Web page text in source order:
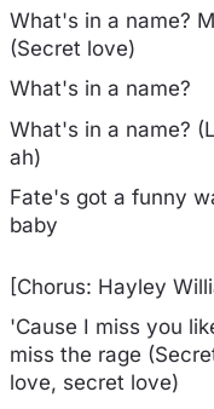
What's in a name?
(Secret love)
What's in a name?
What's in a name?
ah)
Fate's got a funny
baby
[Chorus: Hayley
'Cause I miss you
miss the rage
love, secret love)